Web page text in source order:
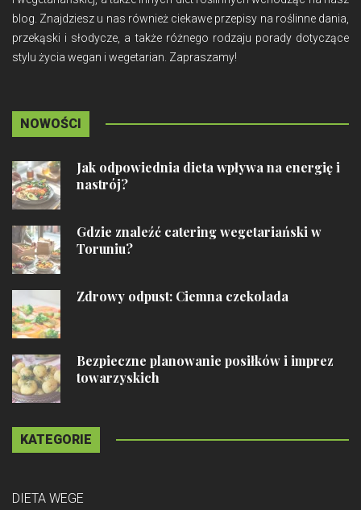
blog. Znajdziesz u nas również ciekawe przepisy na roślinne dania,
przekąski i słodycze, a także różnego rodzaju porady dotyczące
stylu życia wegan i wegetarian. Zapraszamy!
NOWOŚCI
Jak odpowiednia dieta wpływa na energię i
nastrój?
Gdzie znaleźć catering wegetariański w
Toruniu?
Zdrowy odpust: Ciemna czekolada
Bezpieczne planowanie posiłków i imprez
towarzyskich
KATEGORIE
DIETA WEGE